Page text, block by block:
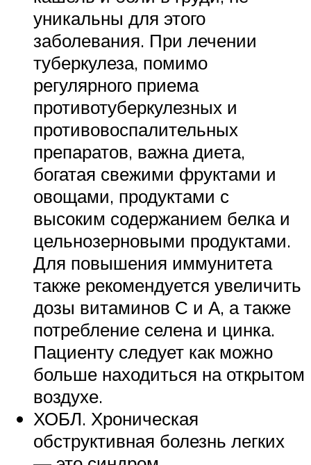
уникальны для этого
заболевания. При лечении
туберкулеза, помимо
регулярного приема
противотуберкулезных и
противовоспалительных
препаратов, важна диета,
богатая свежими фруктами и
овощами, продуктами с
высоким содержанием белка и
цельнозерновыми продуктами.
Для повышения иммунитета
также рекомендуется увеличить
дозы витаминов С и А, а также
потребление селена и цинка.
Пациенту следует как можно
больше находиться на открытом
воздухе.
ХОБЛ. Хроническая
обструктивная болезнь легких